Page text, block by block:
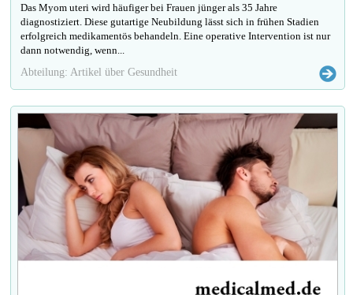
Das Myom uteri wird häufiger bei Frauen jünger als 35 Jahre
diagnostiziert. Diese gutartige Neubildung lässt sich in frühen Stadien
erfolgreich medikamentös behandeln. Eine operative Intervention ist nur
dann notwendig, wenn...
Abteilung: Artikel über Gesundheit